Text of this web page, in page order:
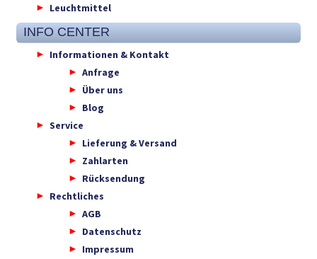
Leuchtmittel
INFO CENTER
Informationen & Kontakt
Anfrage
Über uns
Blog
Service
Lieferung & Versand
Zahlarten
Rücksendung
Rechtliches
AGB
Datenschutz
Impressum